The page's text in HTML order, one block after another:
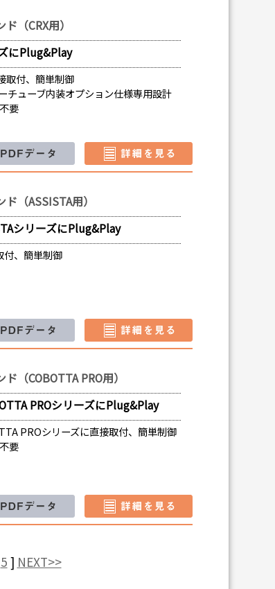
（CRX用）
にPlug&Play
付、簡単制御
ューブ内装オプション仕様専用設計
要
（ASSISTA用）
シリーズにPlug&Play
付、簡単制御
（COBOTTA PRO用）
PROシリーズにPlug&Play
PROシリーズに直接取付、簡単制御
要
5 ] NEXT>>